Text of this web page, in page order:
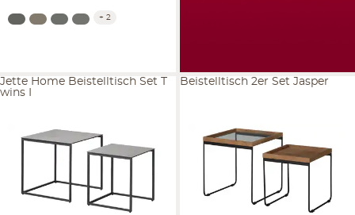
+ 2
Jette Home Beistelltisch Set T
wins I
Beistelltisch 2er Set Jasper